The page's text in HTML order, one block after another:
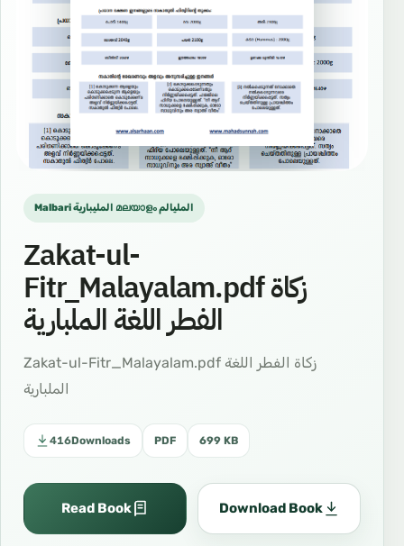
Malbari المليبارية മലയാളം المليالم
Zakat-ul-
Fitr_Malayalam.pdf زكاة
الفطر اللغة الملبارية
Zakat-ul-Fitr_Malayalam.pdf زكاة الفطر اللغة
الملبارية
416Downloads PDF 699 KB
Read Book Download Book